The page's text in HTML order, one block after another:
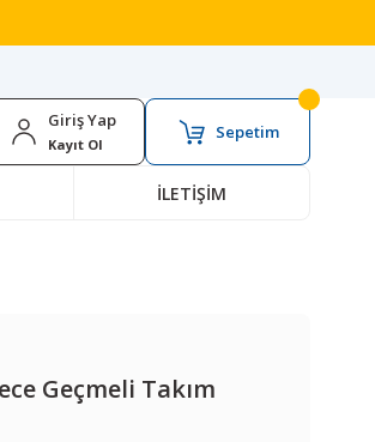
Giriş Yap
Kayıt Ol
Sepetim
İLETİŞİM
Geçmeli Takım